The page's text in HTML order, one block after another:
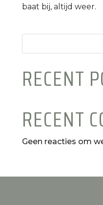
baat bij, altijd weer.
RECENT
RECENT
Geen reacties om